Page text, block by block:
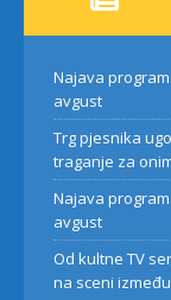
Najava
avgust
Trg pjesnika
traganje za
Najava
avgust
Od kultne TV
na sceni